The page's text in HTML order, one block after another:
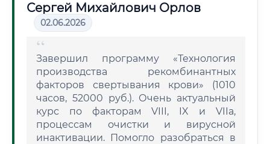
Сергей Михайлович Орлов
02.06.2026
Завершил программу «Технология
производства рекомбинантных
факторов свертывания крови» (1010
часов, 52000 руб.). Очень актуальный
курс по факторам VIII, IX и VIIa,
процессам очистки и вирусной
инактивации. Помогло разобраться в